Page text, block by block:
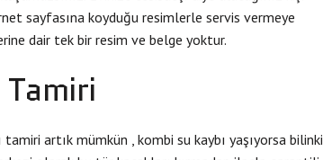
sayfasına koyduğu resimlerle servis vermeye
dair tek bir resim ve belge yoktur.
Tamiri
artık mümkün , kombi su kaybı yaşıyorsa bilinki